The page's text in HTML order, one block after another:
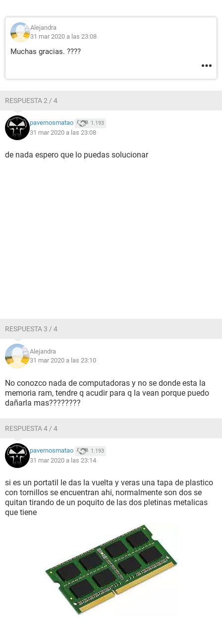
Alejandra
31 mar 2020 a las 23:08
Muchas gracias. ????
RESPUESTA 2 / 4
pavernosmatao 1.193
31 mar 2020 a las 23:08
de nada espero que lo puedas solucionar
RESPUESTA 3 / 4
Alejandra
31 mar 2020 a las 23:10
No conozco nada de computadoras y no se donde esta la
memoria ram, tendre q acudir para q la vean porque puedo
dañarla mas????????
RESPUESTA 4 / 4
pavernosmatao 1.193
31 mar 2020 a las 23:14
si es un portatil le das la vuelta y veras una tapa de plastico
con tornillos se encuentran ahi, normalmente son dos se
quitan tirando de un poquito de las dos pletinas metalicas
que tiene